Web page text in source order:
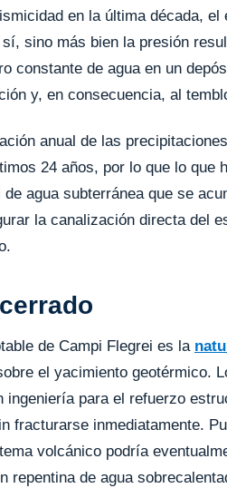
en la última década, el
sino más bien la presión
constante de agua en un
y, en consecuencia, al
anual de las
24 años, por lo que lo que
agua subterránea que se
la canalización directa del
de Campi Flegrei es la
el yacimiento geotérmico.
ingeniería para el refuerzo
fracturarse inmediatamente.
volcánico podría
repentina de agua